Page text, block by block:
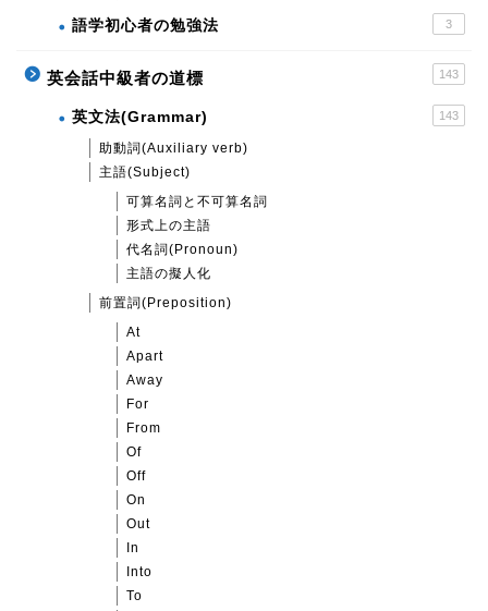
語学初心者の勉強法 3
英会話中級者の道標 143
英文法(Grammar) 143
助動詞(Auxiliary verb)
主語(Subject)
可算名詞と不可算名詞
形式上の主語
代名詞(Pronoun)
主語の擬人化
前置詞(Preposition)
At
Apart
Away
For
From
Of
Off
On
Out
In
Into
To